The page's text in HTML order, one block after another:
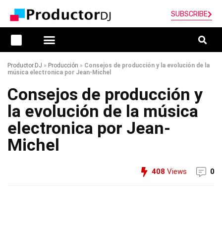
SUBSCRIBE
Productor.DJ » Producción » Consejos de producción y la evolución de la
música electronica por Jean-Michel
Consejos de producción y
la evolución de la música
electronica por Jean-
Michel
408 Views 0